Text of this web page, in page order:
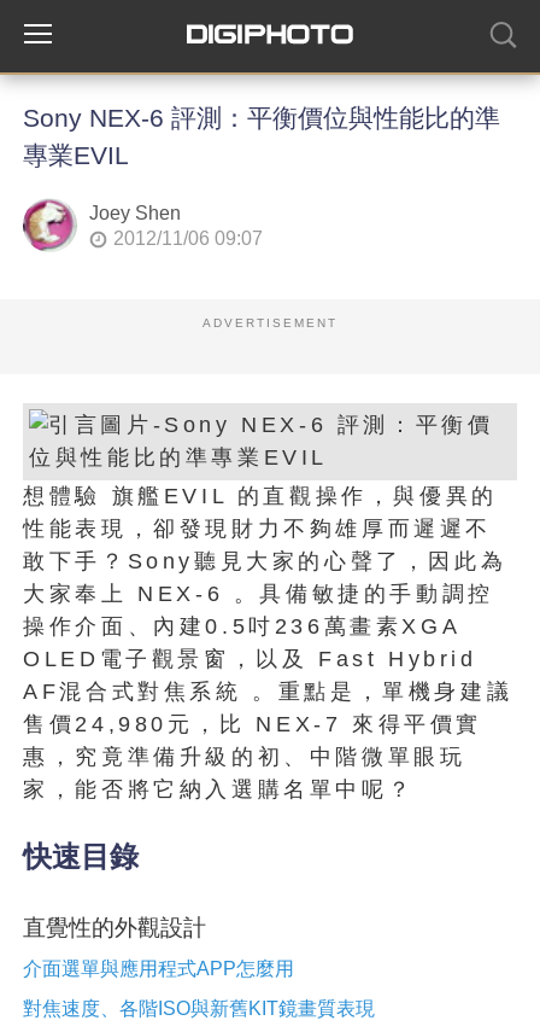
Sony NEX-6 評測：平衡價位與性能比的準
專業EVIL
Joey Shen
2012/11/06 09:07
ADVERTISEMENT
想體驗 旗艦EVIL 的直觀操作，與優異的
性能表現，卻發現財力不夠雄厚而遲遲不
敢下手？Sony聽見大家的心聲了，因此為
大家奉上 NEX-6 。具備敏捷的手動調控
操作介面、內建0.5吋236萬畫素XGA
OLED電子觀景窗，以及 Fast Hybrid
AF混合式對焦系統 。重點是，單機身建議
售價24,980元，比 NEX-7 來得平價實
惠，究竟準備升級的初、中階微單眼玩
家，能否將它納入選購名單中呢？
快速目錄
直覺性的外觀設計
介面選單與應用程式APP怎麼用
對焦速度、各階ISO與新舊KIT鏡畫質表現